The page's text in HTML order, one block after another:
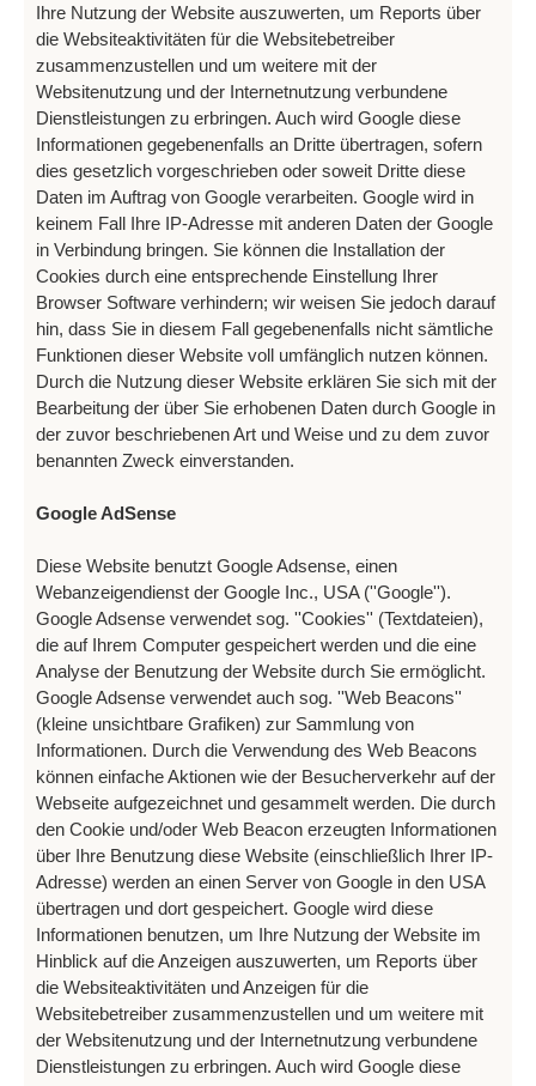
Ihre Nutzung der Website auszuwerten, um Reports über
die Websiteaktivitäten für die Websitebetreiber
zusammenzustellen und um weitere mit der
Websitenutzung und der Internetnutzung verbundene
Dienstleistungen zu erbringen. Auch wird Google diese
Informationen gegebenenfalls an Dritte übertragen, sofern
dies gesetzlich vorgeschrieben oder soweit Dritte diese
Daten im Auftrag von Google verarbeiten. Google wird in
keinem Fall Ihre IP-Adresse mit anderen Daten der Google
in Verbindung bringen. Sie können die Installation der
Cookies durch eine entsprechende Einstellung Ihrer
Browser Software verhindern; wir weisen Sie jedoch darauf
hin, dass Sie in diesem Fall gegebenenfalls nicht sämtliche
Funktionen dieser Website voll umfänglich nutzen können.
Durch die Nutzung dieser Website erklären Sie sich mit der
Bearbeitung der über Sie erhobenen Daten durch Google in
der zuvor beschriebenen Art und Weise und zu dem zuvor
benannten Zweck einverstanden.
Google AdSense
Diese Website benutzt Google Adsense, einen
Webanzeigendienst der Google Inc., USA (''Google'').
Google Adsense verwendet sog. ''Cookies'' (Textdateien),
die auf Ihrem Computer gespeichert werden und die eine
Analyse der Benutzung der Website durch Sie ermöglicht.
Google Adsense verwendet auch sog. ''Web Beacons''
(kleine unsichtbare Grafiken) zur Sammlung von
Informationen. Durch die Verwendung des Web Beacons
können einfache Aktionen wie der Besucherverkehr auf der
Webseite aufgezeichnet und gesammelt werden. Die durch
den Cookie und/oder Web Beacon erzeugten Informationen
über Ihre Benutzung diese Website (einschließlich Ihrer IP-
Adresse) werden an einen Server von Google in den USA
übertragen und dort gespeichert. Google wird diese
Informationen benutzen, um Ihre Nutzung der Website im
Hinblick auf die Anzeigen auszuwerten, um Reports über
die Websiteaktivitäten und Anzeigen für die
Websitebetreiber zusammenzustellen und um weitere mit
der Websitenutzung und der Internetnutzung verbundene
Dienstleistungen zu erbringen. Auch wird Google diese